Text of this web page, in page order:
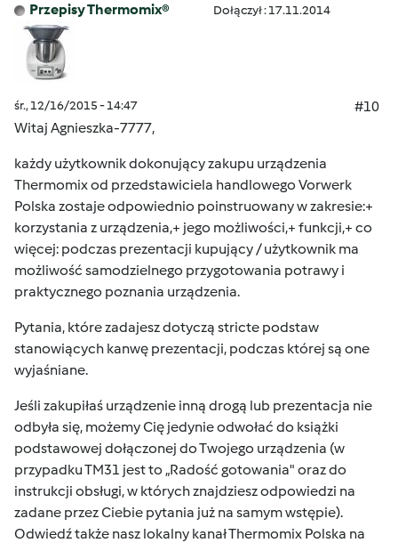
Przepisy Thermomix® Dołączył : 17.11.2014
śr., 12/16/2015 - 14:47
#10
Witaj Agnieszka-7777,
każdy użytkownik dokonujący zakupu urządzenia
Thermomix od przedstawiciela handlowego Vorwerk
Polska zostaje odpowiednio poinstruowany w zakresie:+
korzystania z urządzenia,+ jego możliwości,+ funkcji,+ co
więcej: podczas prezentacji kupujący / użytkownik ma
możliwość samodzielnego przygotowania potrawy i
praktycznego poznania urządzenia.
Pytania, które zadajesz dotyczą stricte podstaw
stanowiących kanwę prezentacji, podczas której są one
wyjaśniane.
Jeśli zakupiłaś urządzenie inną drogą lub prezentacja nie
odbyła się, możemy Cię jedynie odwołać do książki
podstawowej dołączonej do Twojego urządzenia (w
przypadku TM31 jest to „Radość gotowania" oraz do
instrukcji obsługi, w których znajdziesz odpowiedzi na
zadane przez Ciebie pytania już na samym wstępie).
Odwiedź także nasz lokalny kanał Thermomix Polska na